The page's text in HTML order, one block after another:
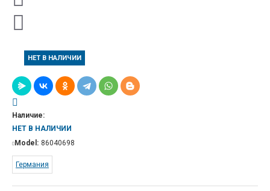
НЕТ В НАЛИЧИИ
Наличие:
НЕТ В НАЛИЧИИ
Model: 86040698
Германия